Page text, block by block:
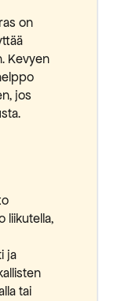
on
Kevyen
jos
liikutella,
ja
tai